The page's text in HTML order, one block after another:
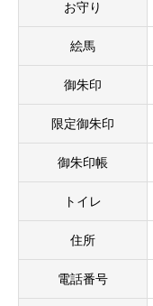
お守り
絵馬
御朱印
限定御朱印
御朱印帳
トイレ
住所
電話番号